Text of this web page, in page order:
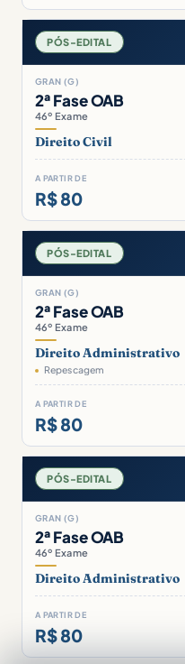
PÓS-EDITAL
GRAN (G)
2ª Fase OAB
46º Exame
Direito Civil
A PARTIR DE
R$ 80
PÓS-EDITAL
GRAN (G)
2ª Fase OAB
46º Exame
Direito Administrativo
Repescagem
A PARTIR DE
R$ 80
PÓS-EDITAL
GRAN (G)
2ª Fase OAB
46º Exame
Direito Administrativo
A PARTIR DE
R$ 80